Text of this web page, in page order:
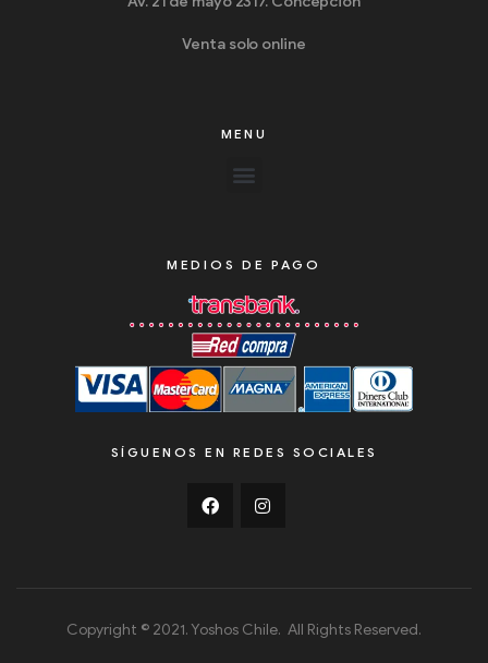
Venta solo online
MENU
MEDIOS DE PAGO
SÍGUENOS EN REDES SOCIALES
Copyright © 2021. Yoshos Chile. All Rights Reserved.